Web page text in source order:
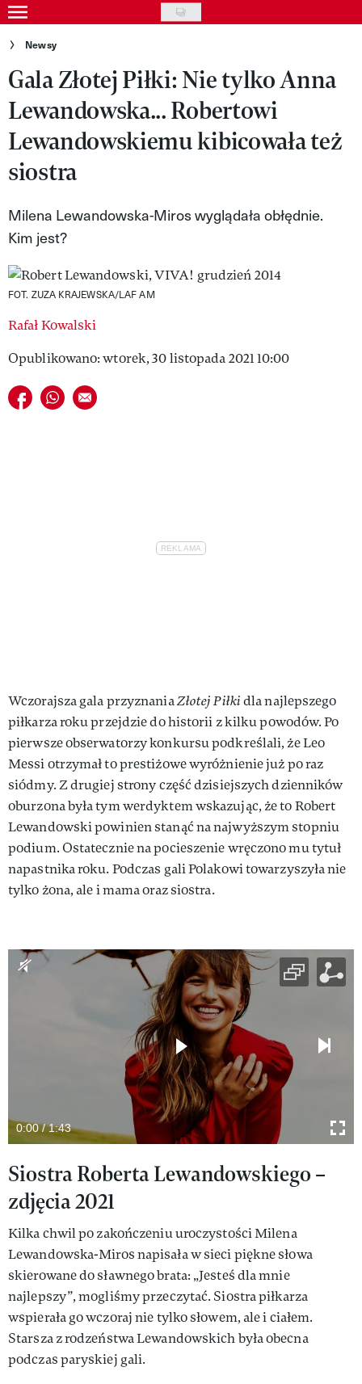
Skip
to
content
Gwiazdy
Ludzie
Moda
Uroda
Styl życia
Kultura
Wideo
Nasze akcje
Newsy
Gala Złotej Piłki: Nie tylko Anna
Lewandowska... Robertowi
Lewandowskiemu kibicowała też
siostra
Milena Lewandowska-Miros wyglądała obłędnie.
Kim jest?
FOT. ZUZA KRAJEWSKA/LAF AM
Rafał Kowalski
Opublikowano: wtorek, 30 listopada 2021 10:00
Udostępnij na facebook
Udostępnij na whatsapp
E-mail do przyjaciela
Wczorajsza gala przyznaniaZłotej Piłkidla najlepszego
piłkarza roku przejdzie do historii z kilku powodów. Po
pierwsze obserwatorzy konkursu podkreślali, że Leo
Messi otrzymał to prestiżowe wyróżnienie już po raz
siódmy. Z drugiej strony część dzisiejszych dzienników
oburzona była tym werdyktem wskazując, że to Robert
Lewandowski powinien stanąć na najwyższym stopniu
podium. Ostatecznie na pocieszenie wręczono mu tytuł
napastnika roku. Podczas gali Polakowi towarzyszyła nie
tylko żona, ale i mama oraz siostra.
0:00 / 1:43
Siostra Roberta Lewandowskiego –
zdjęcia 2021
Kilka chwil po zakończeniu uroczystości Milena
Lewandowska-Miros napisała w sieci piękne słowa
skierowane do sławnego brata: „Jesteś dla mnie
najlepszy”, mogliśmy przeczytać. Siostra piłkarza
wspierała go wczoraj nie tylko słowem, ale i ciałem.
Starsza z rodzeństwa Lewandowskich była obecna
podczas paryskiej gali.